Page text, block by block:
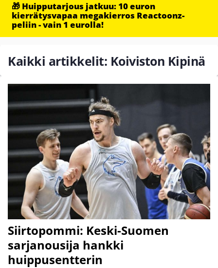
🎁 Huipputarjous jatkuu: 10 euron
kierrätysvapaa megakierros Reactoonz-
peliin - vain 1 eurolla!
Kaikki artikkelit: Koiviston Kipinä
Siirtopommi: Keski-Suomen
sarjanousija hankki
huippusentterin